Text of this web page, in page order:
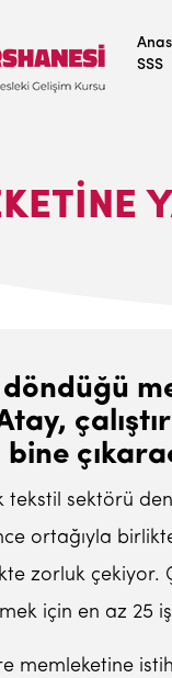
SSS
tekstil sektörü
ortağıyla
zorluk çekiyor.
için en az 25
memleketine